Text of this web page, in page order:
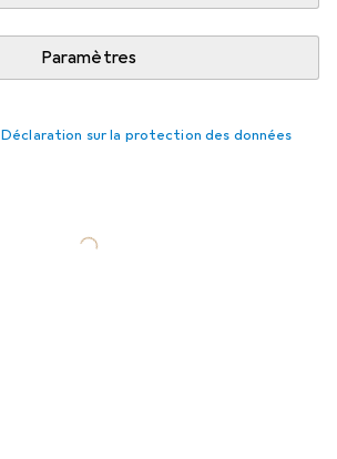
Paramètres
Déclaration sur la protection des données